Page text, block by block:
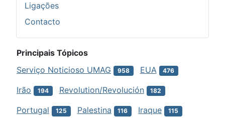
Ligações
Contacto
Principais Tópicos
Serviço Noticioso UMAG
958 EUA 476
Irão 194 Revolution/Revolución 182
Portugal 125 Palestina 116 Iraque 115